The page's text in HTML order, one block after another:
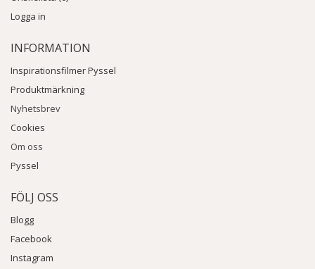
Logga in
INFORMATION
Inspirationsfilmer Pyssel
Produktmärkning
Nyhetsbrev
Cookies
Om oss
Pyssel
FÖLJ OSS
Blogg
Facebook
Instagram